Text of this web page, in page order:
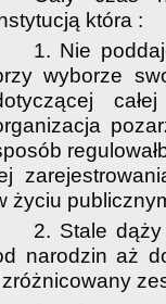
która :
1. Nie
wyborze
życiu
2. Stale
narodzin aż
zróżnicowany